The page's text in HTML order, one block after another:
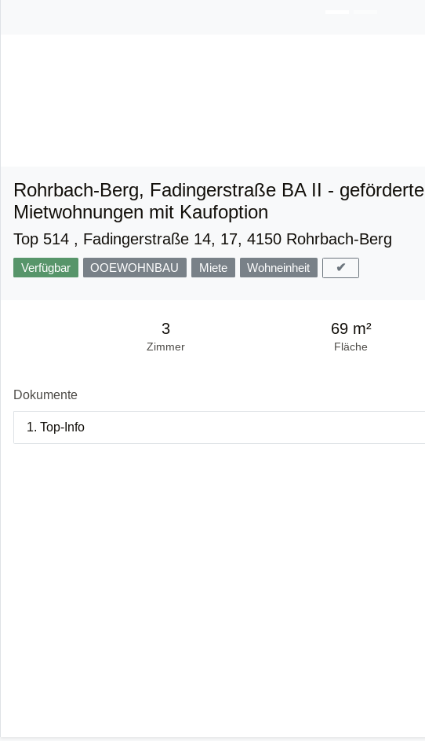
Rohrbach-Berg, Fadingerstraße BA II - geförderte
Mietwohnungen mit Kaufoption
Top 514 , Fadingerstraße 14, 17, 4150 Rohrbach-Berg
Verfügbar OOEWOHNBAU Miete Wohneinheit ✔
3
Zimmer
69 m²
Fläche
Dokumente
1. Top-Info